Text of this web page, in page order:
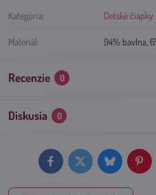
Kategória: Detské
Materiál: 94% bavlna,
Recenzie 0
Diskusia 0
FacebookTwitter Bluesky